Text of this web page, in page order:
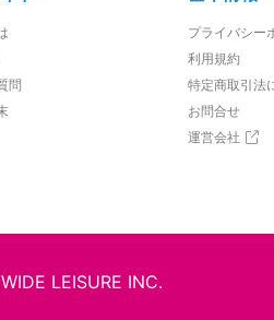
問
プライバシー
利用規約
特定商取引法
お問合せ
運営会社
LEISURE INC.